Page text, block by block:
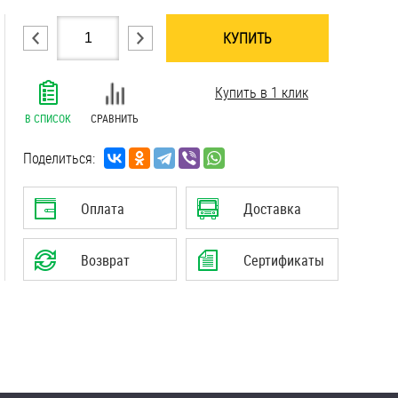
КУПИТЬ
В СПИСОК СРАВНИТЬ
Купить в 1 клик
Поделиться:
Оплата Доставка
Возврат Сертификаты